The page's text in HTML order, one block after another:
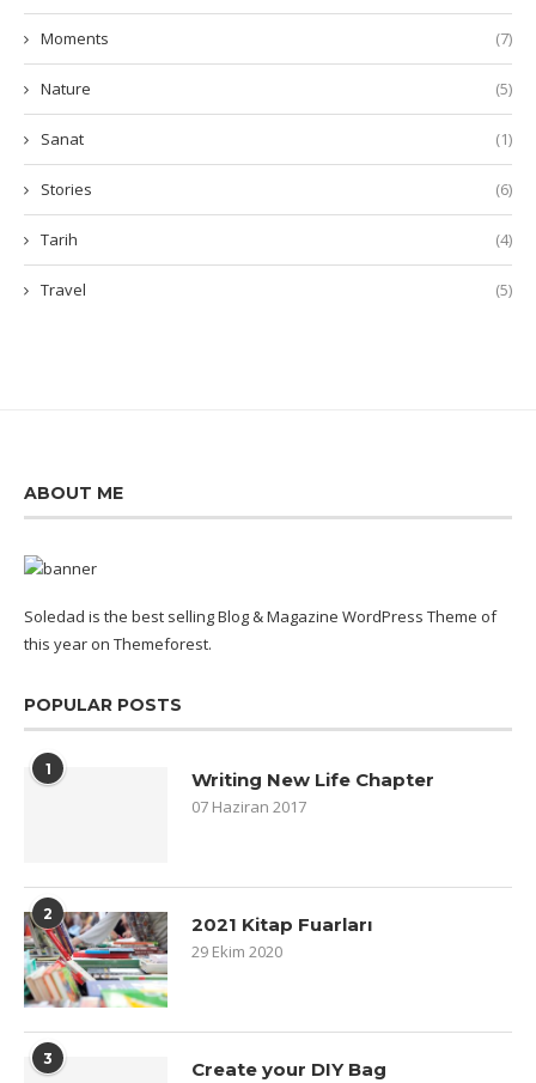
Moments (7)
Nature (5)
Sanat (1)
Stories (6)
Tarih (4)
Travel (5)
ABOUT ME
Soledad is the best selling Blog & Magazine WordPress Theme of
this year on Themeforest.
POPULAR POSTS
1 Writing New Life Chapter
07 Haziran 2017
2 2021 Kitap Fuarları
29 Ekim 2020
3 Create your DIY Bag